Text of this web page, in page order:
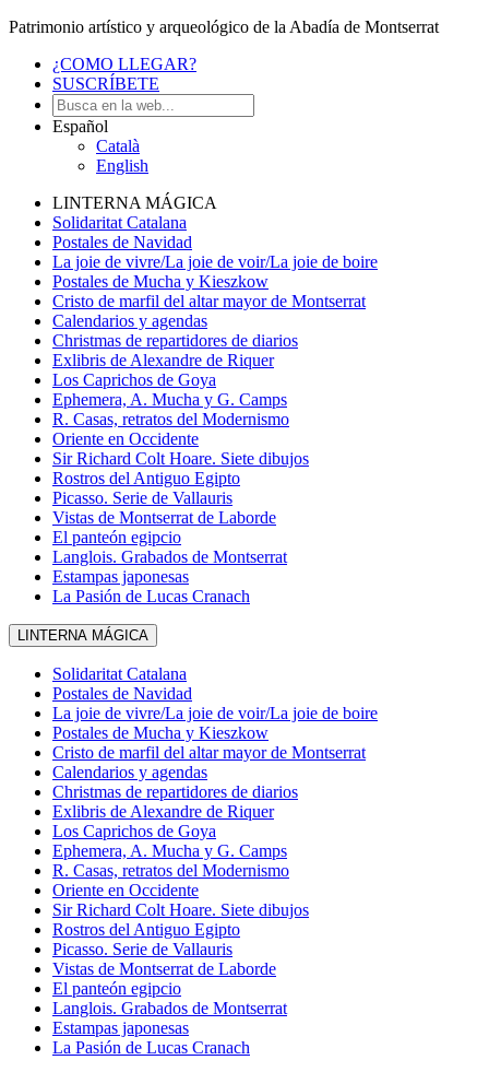
Patrimonio artístico y arqueológico de la Abadía de Montserrat
¿COMO LLEGAR?
SUSCRÍBETE
Español
Català
English
LINTERNA MÁGICA
Solidaritat Catalana
Postales de Navidad
La joie de vivre/La joie de voir/La joie de boire
Postales de Mucha y Kieszkow
Cristo de marfil del altar mayor de Montserrat
Calendarios y agendas
Christmas de repartidores de diarios
Exlibris de Alexandre de Riquer
Los Caprichos de Goya
Ephemera, A. Mucha y G. Camps
R. Casas, retratos del Modernismo
Oriente en Occidente
Sir Richard Colt Hoare. Siete dibujos
Rostros del Antiguo Egipto
Picasso. Serie de Vallauris
Vistas de Montserrat de Laborde
El panteón egipcio
Langlois. Grabados de Montserrat
Estampas japonesas
La Pasión de Lucas Cranach
LINTERNA MÁGICA
Solidaritat Catalana
Postales de Navidad
La joie de vivre/La joie de voir/La joie de boire
Postales de Mucha y Kieszkow
Cristo de marfil del altar mayor de Montserrat
Calendarios y agendas
Christmas de repartidores de diarios
Exlibris de Alexandre de Riquer
Los Caprichos de Goya
Ephemera, A. Mucha y G. Camps
R. Casas, retratos del Modernismo
Oriente en Occidente
Sir Richard Colt Hoare. Siete dibujos
Rostros del Antiguo Egipto
Picasso. Serie de Vallauris
Vistas de Montserrat de Laborde
El panteón egipcio
Langlois. Grabados de Montserrat
Estampas japonesas
La Pasión de Lucas Cranach